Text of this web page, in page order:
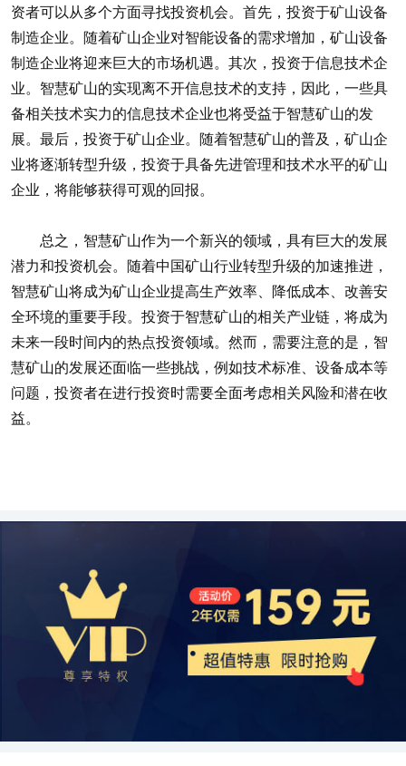
资者可以从多个方面寻找投资机会。首先，投资于矿山设备
制造企业。随着矿山企业对智能设备的需求增加，矿山设备
制造企业将迎来巨大的市场机遇。其次，投资于信息技术企
业。智慧矿山的实现离不开信息技术的支持，因此，一些具
备相关技术实力的信息技术企业也将受益于智慧矿山的发
展。最后，投资于矿山企业。随着智慧矿山的普及，矿山企
业将逐渐转型升级，投资于具备先进管理和技术水平的矿山
企业，将能够获得可观的回报。
总之，智慧矿山作为一个新兴的领域，具有巨大的发展
潜力和投资机会。随着中国矿山行业转型升级的加速推进，
智慧矿山将成为矿山企业提高生产效率、降低成本、改善安
全环境的重要手段。投资于智慧矿山的相关产业链，将成为
未来一段时间内的热点投资领域。然而，需要注意的是，智
慧矿山的发展还面临一些挑战，例如技术标准、设备成本等
问题，投资者在进行投资时需要全面考虑相关风险和潜在收
益。